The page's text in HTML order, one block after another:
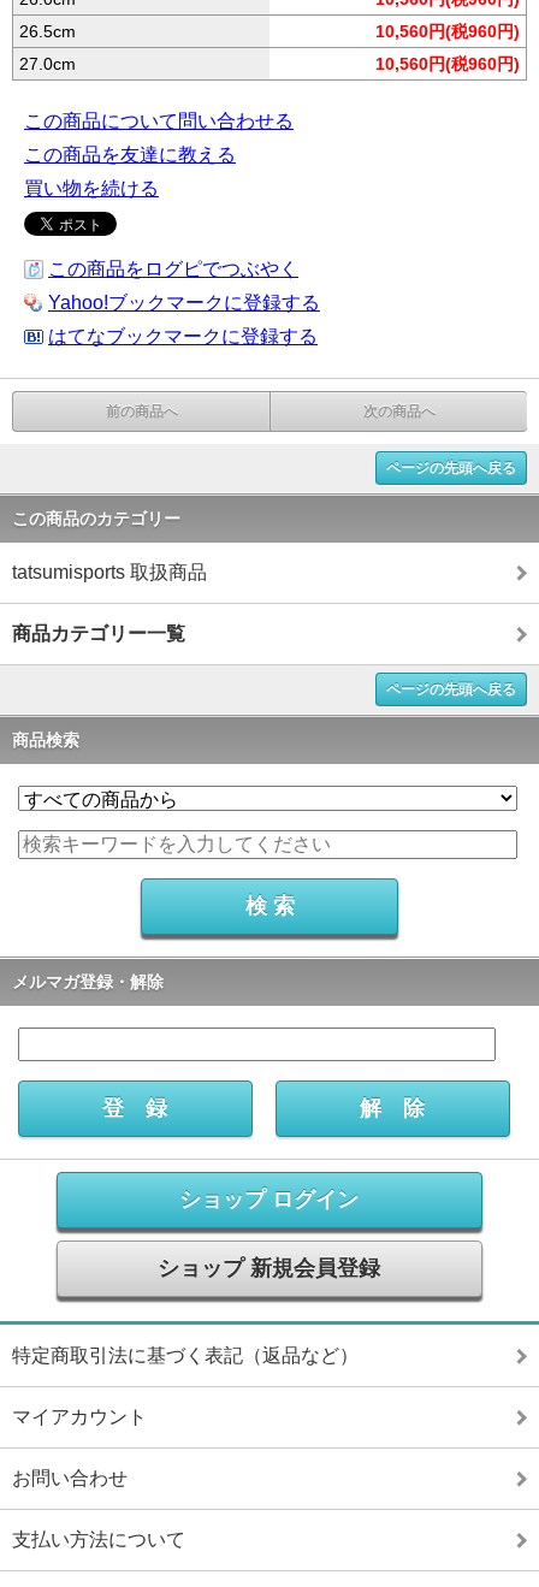
26.5cm
10,560円(税960円)
27.0cm
10,560円(税960円)
この商品について問い合わせる
この商品を友達に教える
買い物を続ける
この商品をログピでつぶやく
Yahoo!ブックマークに登録する
はてなブックマークに登録する
前の商品へ 次の商品へ
ページの先頭へ戻る
この商品のカテゴリー
tatsumisports 取扱商品
商品カテゴリー一覧
ページの先頭へ戻る
商品検索
メルマガ登録・解除
ショップ ログイン
ショップ 新規会員登録
特定商取引法に基づく表記（返品など）
マイアカウント
お問い合わせ
支払い方法について